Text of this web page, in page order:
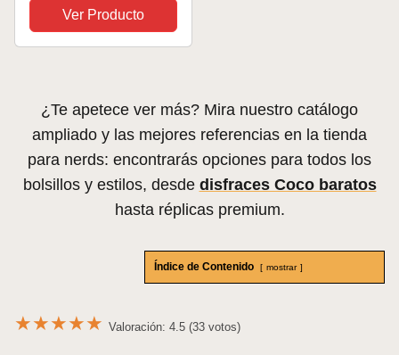
taglia unica
Ver Producto
¿Te apetece ver más? Mira nuestro catálogo
ampliado y las mejores referencias en la tienda
para nerds: encontrarás opciones para todos los
bolsillos y estilos, desde disfraces Coco baratos
hasta réplicas premium.
Índice de Contenido mostrar
★★★★★ Valoración: 4.5 (33 votos)